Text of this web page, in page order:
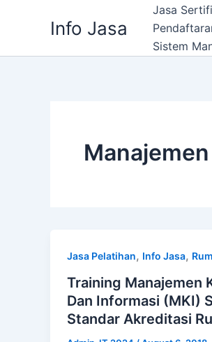
Info Jasa
Jasa
Sistem
Jasa Pelatihan, Info Jasa,
Training Manajemen
Dan Informasi (MKI)
Standar Akreditasi